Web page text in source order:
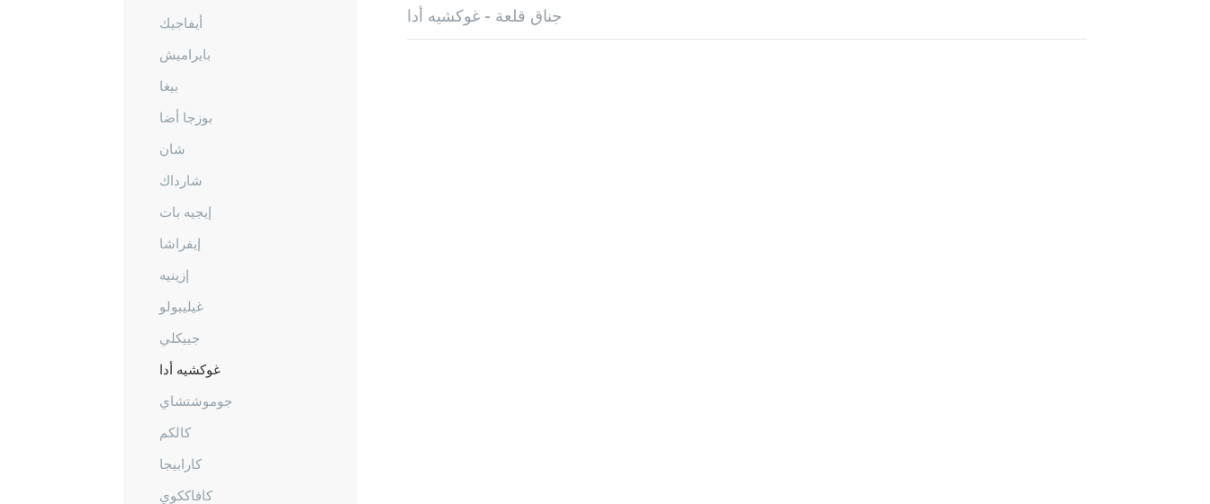
أيفاجيك
بايراميش
بيغا
بوزجا أضا
شان
شارداك
إيجيه بات
إيفراشا
إزينيه
غيليبولو
جييكلي
غوكشيه أدا
جوموشتشاي
كالكم
كارابيجا
كافاككوي
جناق قلعة - غوكشيه أدا